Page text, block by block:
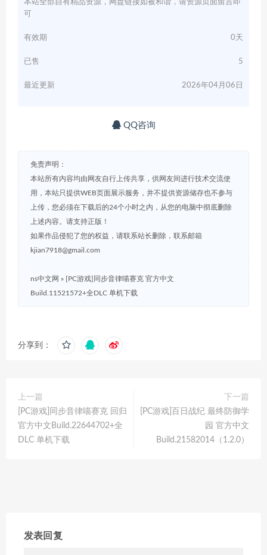
本站全部自有精品资源，网盘链接如被和谐，请资源页面留言即
可
有效期 0天
已售 5
最近更新 2026年04月06日
QQ咨询
免责声明：
本站所有内容均由网友自行上传共享，供网友间进行技术交流使
用，本站只提供WEB页面展示服务，并不提供资源储存也不参与
上传，您必须在下载后的24个小时之内，从您的电脑中彻底删除
上述内容。请支持正版！
如果作品侵犯了您的权益，请联系站长删除，联系邮箱
kjian7918@gmail.com
ns中文网 » [PC游戏]同步音律喵赛克 官方中文
Build.11521572+全DLC 单机下载
分享到：
上一篇
[PC游戏]同步音律喵赛克 回归
官方中文Build.22644702+全
DLC 单机下载
下一篇
[PC游戏]百日战纪 最终防御学
园 官方中文
Build.21582014（1.2.0）
发表回复